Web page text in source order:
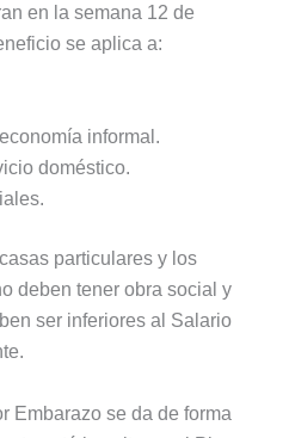
en la semana 12 de
se aplica a:
informal.
doméstico.
particulares y los
deben tener obra social y
ser inferiores al Salario
Embarazo se da de forma